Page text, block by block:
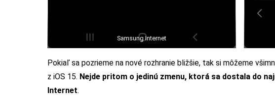
Samsung Internet
Pokiaľ sa pozrieme na nové rozhranie bližšie, tak si môžeme
z iOS 15. Nejde pritom o jedinú zmenu, ktorá sa dostala do
Internet.